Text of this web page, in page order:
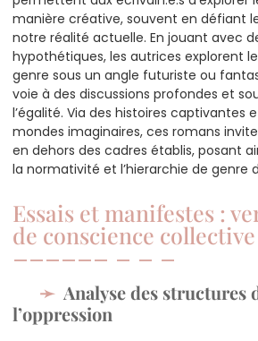
manière créative, souvent en défiant
notre réalité actuelle. En jouant avec
hypothétiques, les autrices explorent
genre sous un angle futuriste ou
voie à des discussions profondes et
l’égalité. Via des histoires captivantes
mondes imaginaires, ces romans
en dehors des cadres établis, posant
la normativité et l’hierarchie de genre
Essais et manifestes :
de conscience collective
Analyse des structures
l’oppression